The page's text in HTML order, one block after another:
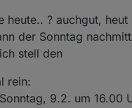
online... Vorschläge wie
nicht so viel Plan von.
heute.. ? auchgut,
der Sonntag
stell den
rein:
9.2. um 16.00